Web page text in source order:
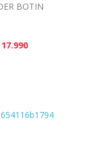
BOTIN